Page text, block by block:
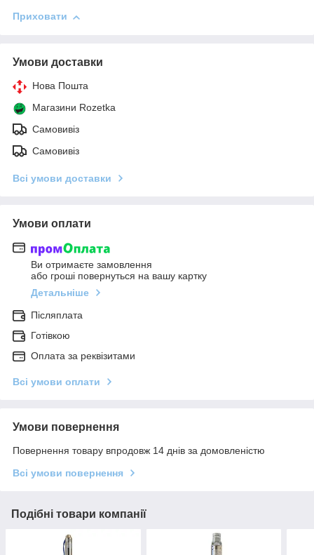
Приховати
Умови доставки
Нова Пошта
Магазини Rozetka
Самовивіз
Самовивіз
Всі умови доставки
Умови оплати
Ви отримаєте замовлення
або гроші повернуться на вашу картку
Детальніше
Післяплата
Готівкою
Оплата за реквізитами
Всі умови оплати
Умови повернення
Повернення товару впродовж 14 днів за домовленістю
Всі умови повернення
Подібні товари компанії